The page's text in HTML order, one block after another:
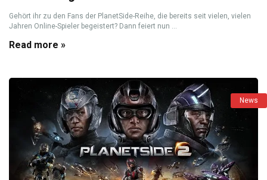
Gehört ihr zu den Fans der PlanetSide-Reihe, die bereits seit vielen, vielen
Jahren Online-Spieler begeistert? Dann feiert nun ...
Read more »
News